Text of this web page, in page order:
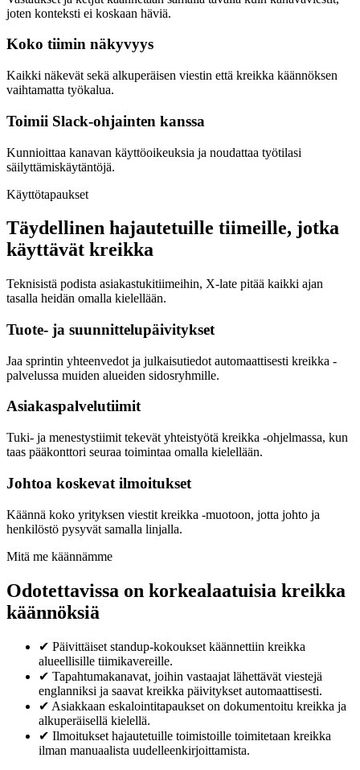
joten konteksti ei koskaan häviä.
Koko tiimin näkyvyys
Kaikki näkevät sekä alkuperäisen viestin että kreikka käännöksen
vaihtamatta työkalua.
Toimii Slack-ohjainten kanssa
Kunnioittaa kanavan käyttöoikeuksia ja noudattaa työtilasi
säilyttämiskäytäntöjä.
Käyttötapaukset
Täydellinen hajautetuille tiimeille, jotka
käyttävät kreikka
Teknisistä podista asiakastukitiimeihin, X-late pitää kaikki ajan
tasalla heidän omalla kielellään.
Tuote- ja suunnittelupäivitykset
Jaa sprintin yhteenvedot ja julkaisutiedot automaattisesti kreikka -
palvelussa muiden alueiden sidosryhmille.
Asiakaspalvelutiimit
Tuki- ja menestystiimit tekevät yhteistyötä kreikka -ohjelmassa, kun
taas pääkonttori seuraa toimintaa omalla kielellään.
Johtoa koskevat ilmoitukset
Käännä koko yrityksen viestit kreikka -muotoon, jotta johto ja
henkilöstö pysyvät samalla linjalla.
Mitä me käännämme
Odotettavissa on korkealaatuisia kreikka
käännöksiä
✔ Päivittäiset standup-kokoukset käännettiin kreikka
alueellisille tiimikavereille.
✔ Tapahtumakanavat, joihin vastaajat lähettävät viestejä
englanniksi ja saavat kreikka päivitykset automaattisesti.
✔ Asiakkaan eskalointitapaukset on dokumentoitu kreikka ja
alkuperäisellä kielellä.
✔ Ilmoitukset hajautetuille toimistoille toimitetaan kreikka
ilman manuaalista uudelleenkirjoittamista.